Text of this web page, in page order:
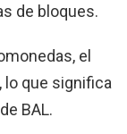
de bloques.
el
lo que significa
BAL.